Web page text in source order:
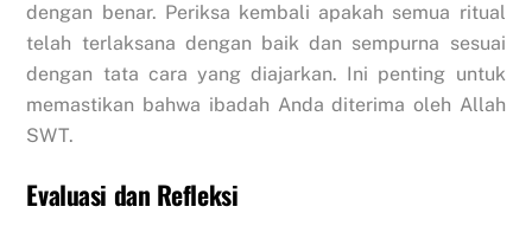
dengan benar. Periksa kembali apakah semua ritual
telah terlaksana dengan baik dan sempurna sesuai
dengan tata cara yang diajarkan. Ini penting untuk
memastikan bahwa ibadah Anda diterima oleh Allah
SWT.
Evaluasi dan Refleksi